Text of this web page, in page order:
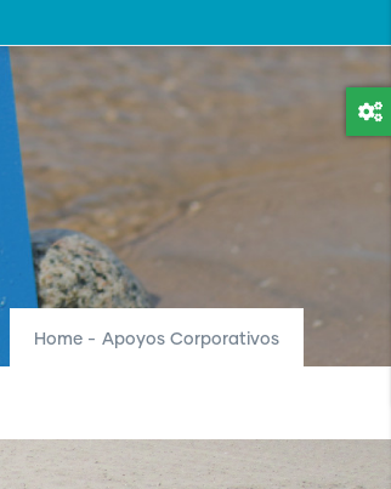
Home - Apoyos Corporativos